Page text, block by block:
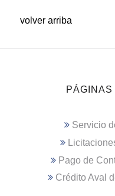
volver arriba
Servicio
Pago de
Crédito Aval